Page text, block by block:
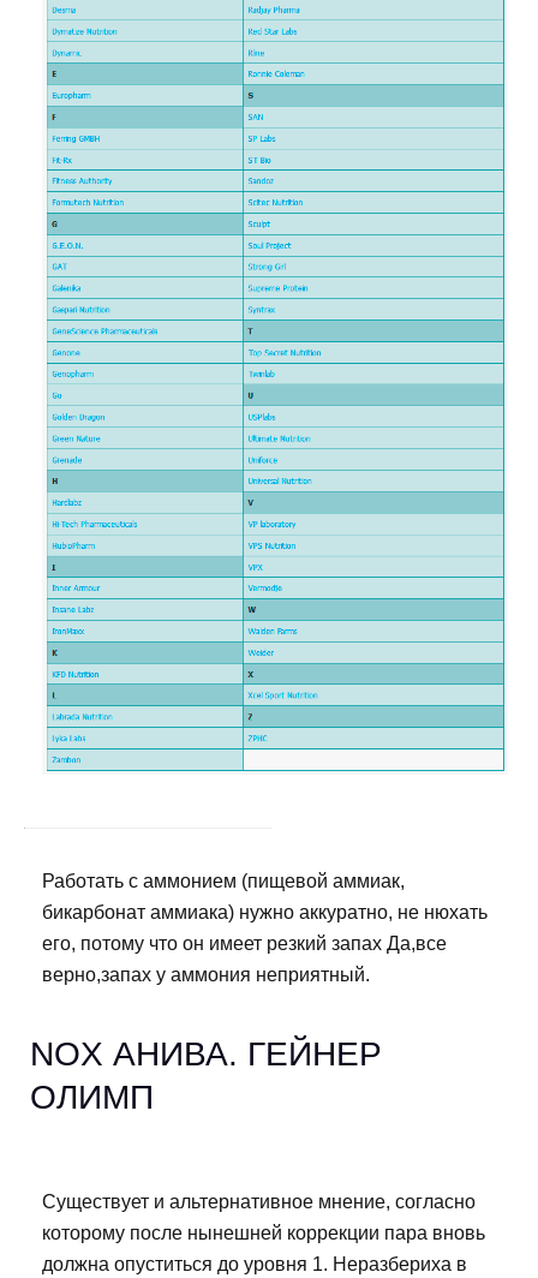
Работать с аммонием (пищевой аммиак,
бикарбонат аммиака) нужно аккуратно, не нюхать
его, потому что он имеет резкий запах Да,все
верно,запах у аммония неприятный.
NOX АНИВА. ГЕЙНЕР
ОЛИМП
Существует и альтернативное мнение, согласно
которому после нынешней коррекции пара вновь
должна опуститься до уровня 1. Неразбериха в